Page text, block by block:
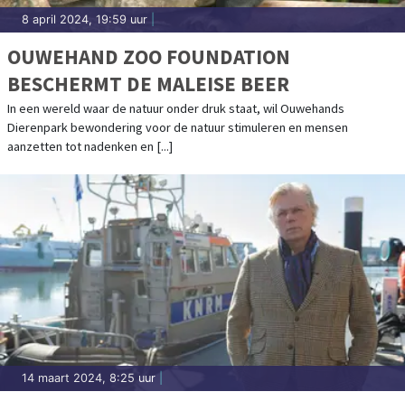
8 april 2024, 19:59 uur
OUWEHAND ZOO FOUNDATION
BESCHERMT DE MALEISE BEER
In een wereld waar de natuur onder druk staat, wil Ouwehands
Dierenpark bewondering voor de natuur stimuleren en mensen
aanzetten tot nadenken en [...]
14 maart 2024, 8:25 uur